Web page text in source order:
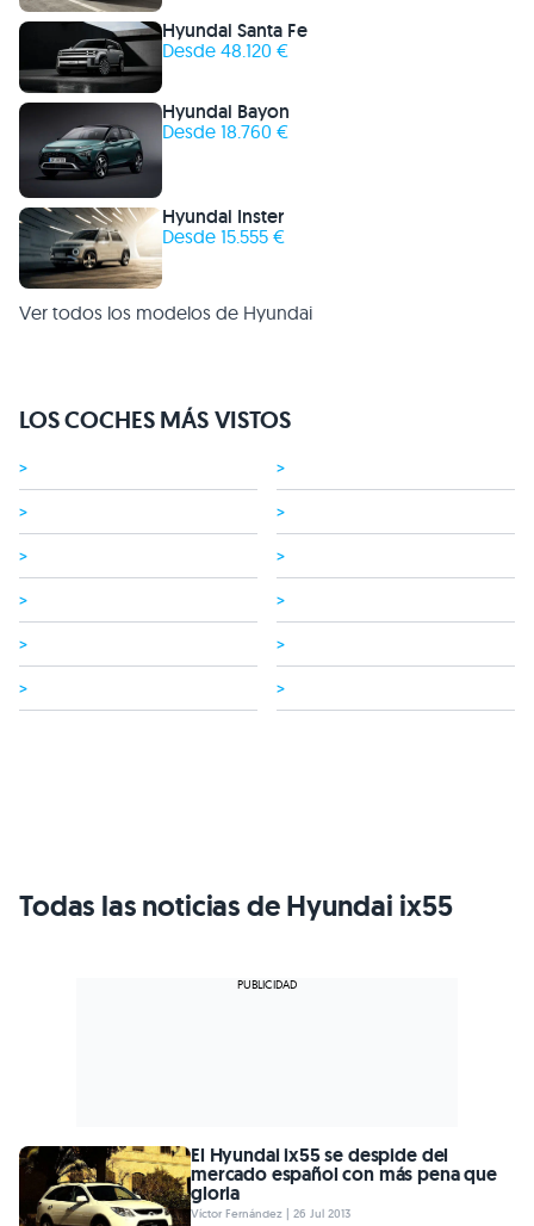
Hyundai Santa Fe
Desde 48.120 €
Hyundai Bayon
Desde 18.760 €
Hyundai Inster
Desde 15.555 €
Ver todos los modelos de Hyundai
LOS COCHES MÁS VISTOS
>
>
>
>
>
>
>
>
>
>
>
>
Todas las noticias de Hyundai ix55
El Hyundai ix55 se despide del
mercado español con más pena que
gloria
Víctor Fernández | 26 Jul 2013